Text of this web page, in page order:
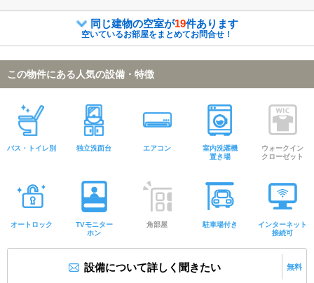
同じ建物の空室が19件あります
空いているお部屋をまとめてお問合せ！
この物件にある人気の設備・特徴
バス・トイレ別 独立洗面台 エアコン
室内洗濯機
置き場
ウォークイン
クローゼット
オートロック
TVモニター
ホン
角部屋 駐車場付き
インターネット
接続可
設備について詳しく聞きたい 無料